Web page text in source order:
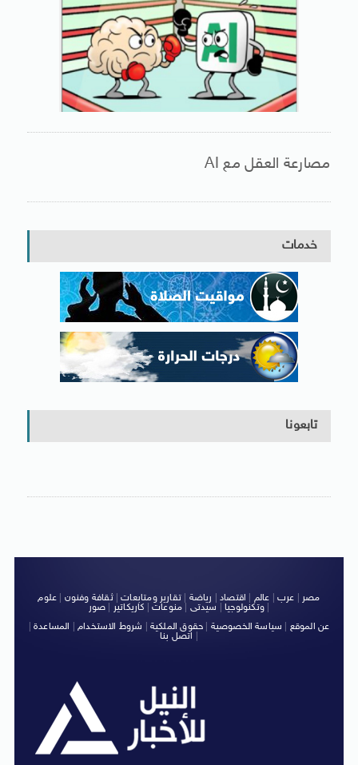
مصارعة العقل مع AI
خدمات
تابعونا
مصر عرب عالم اقتصاد رياضة |تقارير ومتابعات|ثقافة وفنون
علوم
وتكنولوجيا| سيدتى منوعات كاريكاتير صور
|
عن الموقع
سياسة الخصوصية حقوق الملكية شروط الاستخدام| المساعدة|
اتصل بنا